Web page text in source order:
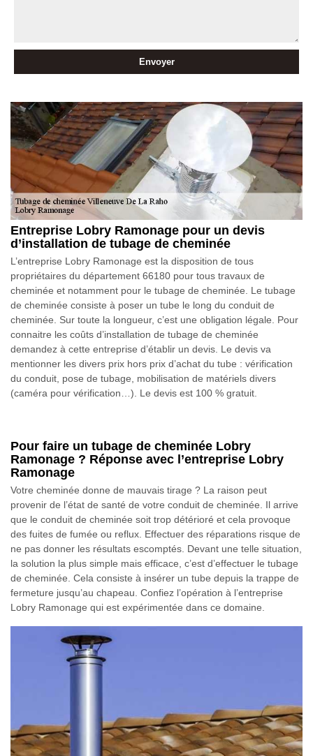
Entreprise Lobry Ramonage pour un devis
d’installation de tubage de cheminée
L’entreprise Lobry Ramonage est la disposition de tous
propriétaires du département 66180 pour tous travaux de
cheminée et notamment pour le tubage de cheminée. Le tubage
de cheminée consiste à poser un tube le long du conduit de
cheminée. Sur toute la longueur, c’est une obligation légale. Pour
connaitre les coûts d’installation de tubage de cheminée
demandez à cette entreprise d’établir un devis. Le devis va
mentionner les divers prix hors prix d’achat du tube : vérification
du conduit, pose de tubage, mobilisation de matériels divers
(caméra pour vérification…). Le devis est 100 % gratuit.
Pour faire un tubage de cheminée Lobry
Ramonage ? Réponse avec l’entreprise Lobry
Ramonage
Votre cheminée donne de mauvais tirage ? La raison peut
provenir de l’état de santé de votre conduit de cheminée. Il arrive
que le conduit de cheminée soit trop détérioré et cela provoque
des fuites de fumée ou reflux. Effectuer des réparations risque de
ne pas donner les résultats escomptés. Devant une telle situation,
la solution la plus simple mais efficace, c’est d’effectuer le tubage
de cheminée. Cela consiste à insérer un tube depuis la trappe de
fermeture jusqu’au chapeau. Confiez l’opération à l’entreprise
Lobry Ramonage qui est expérimentée dans ce domaine.